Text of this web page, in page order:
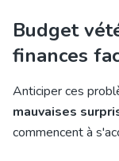
Budget
finances
Anticiper ces
mauvaises
commencent à